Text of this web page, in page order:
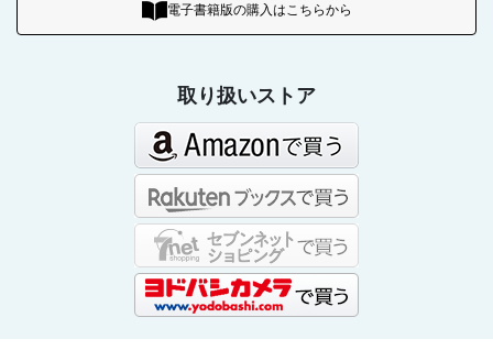
電子書籍版の購入はこちらから
取り扱いストア